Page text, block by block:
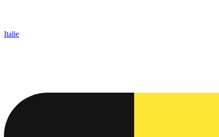
Italie